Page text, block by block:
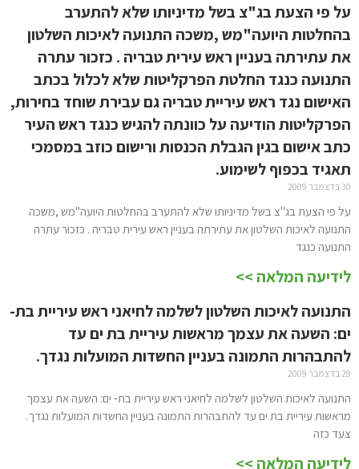
על פי הצעת בג"צ בשל מדיניותו שלא להתערב
בהחלטות היועה"מש ,משכה התנועה לאיכות השלטון
את עתירתה בעניין ראש עירית טבריה . כזכור עתרה
התנועה כנגד החלטת הפרקליטות שלא לכלול בכתב
האישום נגד ראש עיריית טבריה גם עבירת שוחד בחירות,
הפרקליטות הודיעה על כוונתה להגיש כנגד ראש העיר
כתב אישום בגין הגבלת הכנסות ורישום כוזב במסמכי
תאגיד בכפוף לשימוע.
30 בדצמבר 2009
על פי הצעת בג"צ בשל מדיניותו שלא להתערב בהחלטות היועה"מש ,משכה
התנועה לאיכות השלטון את עתירתה בעניין ראש עירית טבריה . כזכור עתרה
התנועה כנגד
לידיעה המלאה >>
התנועה לאיכות השלטון לשלמה לחיאני ראש עיריית בת-
ים: השעה את עצמך מראשות עיריית בת ים עד
להתבהרות התמונה בעניין החשדות המועלות נגדך.
29 בדצמבר 2009
התנועה לאיכות השלטון לשלמה לחיאני ראש עיריית בת- ים: השעה את עצמך
מראשות עיריית בת ים עד להתבהרות התמונה בעניין החשדות המועלות נגדך.
צעד כזה
לידיעה המלאה >>